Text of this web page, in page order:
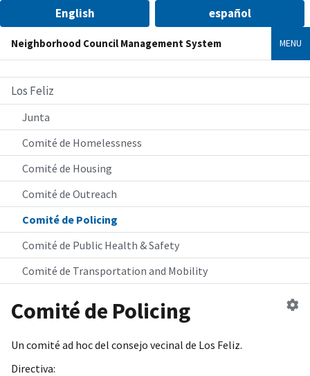
English español
Neighborhood Council Management System MENU
Los Feliz
Junta
Comité de Homelessness
Comité de Housing
Comité de Outreach
Comité de Policing
Comité de Public Health & Safety
Comité de Transportation and Mobility
Comité de Policing
Un comité ad hoc del consejo vecinal de Los Feliz.
Directiva: